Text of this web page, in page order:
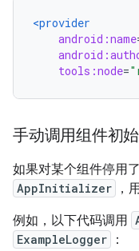
<provider
android:name
tools:node=
手动调用组件初
如果对某个组件停用
AppInitializer
，
例如，以下代码调用
ExampleLogger ：